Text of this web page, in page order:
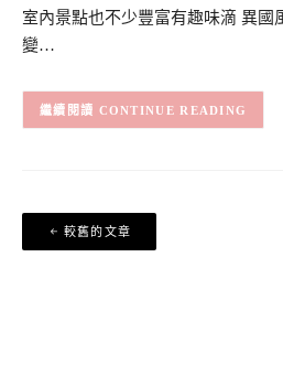
室內景點也不少豐富有趣味滴 異國
變…
CONTINUE READING
文
章
較舊的文章